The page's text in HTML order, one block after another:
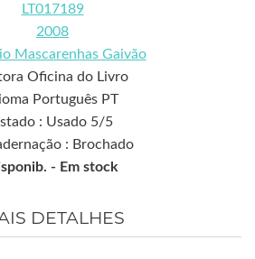
LT017189
2008
Mascarenhas Gaivão
Oficina do Livro
Português PT
: Usado 5/5
: Brochado
- Em stock
DETALHES